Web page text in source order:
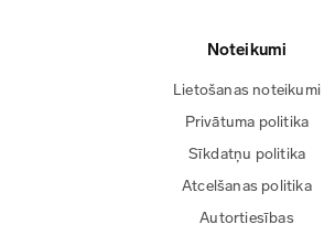
Noteikumi
Lietošanas noteikumi
Privātuma politika
Sīkdatņu politika
Atcelšanas politika
Autortiesības